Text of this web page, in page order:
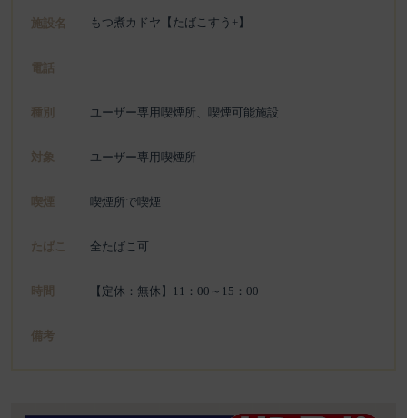
施設名 もつ煮カドヤ【たばこすう+】
電話
種別 ユーザー専用喫煙所、喫煙可能施設
対象 ユーザー専用喫煙所
喫煙 喫煙所で喫煙
たばこ 全たばこ可
時間 【定休：無休】11：00～15：00
備考